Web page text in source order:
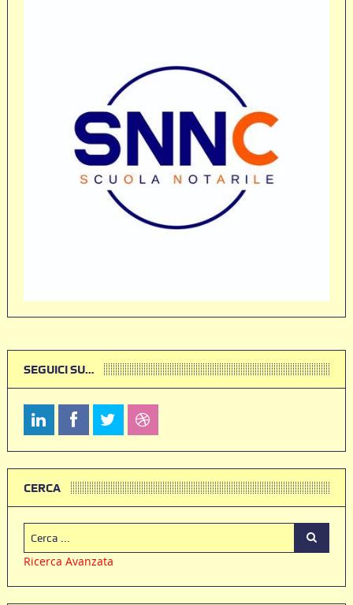
SEGUICI SU…
CERCA
Ricerca Avanzata